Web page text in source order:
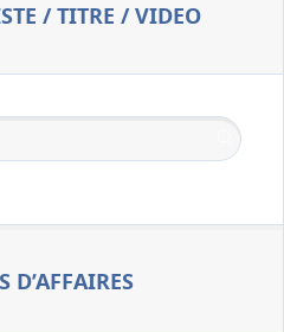
/ TITRE / VIDEO
D’AFFAIRES